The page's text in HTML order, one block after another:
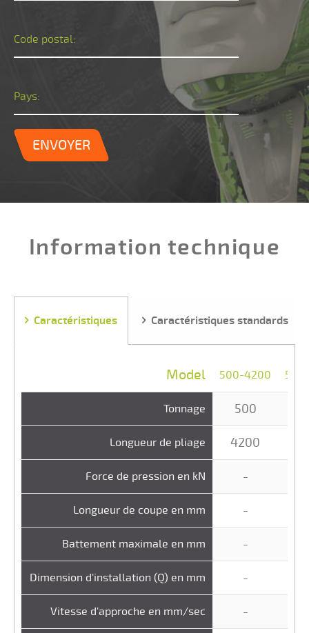
Code postal:
Pays:
ENVOYER
Information technique
Caractéristiques Caractéristiques standards
Model
Tonnage
Longueur de pliage
Force de pression en kN
Longueur de coupe en mm
Battement maximale en mm
Dimension d'installation (Q) en mm
Vitesse d'approche en mm/sec
500-4200
500
4200
-
-
-
-
-